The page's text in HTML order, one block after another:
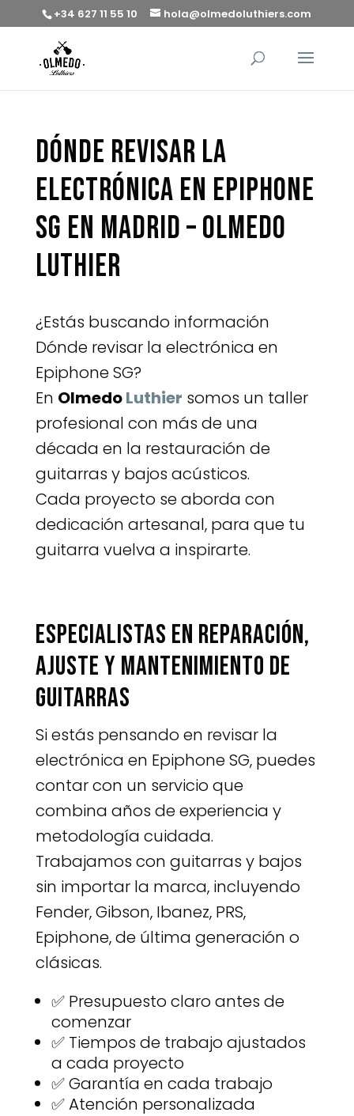
+34 627 11 55 10 hola@olmedoluthiers.com
Dónde revisar la
electrónica en Epiphone
SG en Madrid – Olmedo
Luthier
¿Estás buscando información
Dónde revisar la electrónica en
Epiphone SG?
En OlmedoLuthier somos un taller
profesional con más de una
década en la restauración de
guitarras y bajos acústicos.
Cada proyecto se aborda con
dedicación artesanal, para que tu
guitarra vuelva a inspirarte.
Especialistas en reparación,
ajuste y mantenimiento de
guitarras
Si estás pensando en revisar la
electrónica en Epiphone SG, puedes
contar con un servicio que
combina años de experiencia y
metodología cuidada.
Trabajamos con guitarras y bajos
sin importar la marca, incluyendo
Fender, Gibson, Ibanez, PRS,
Epiphone, de última generación o
clásicas.
✅ Presupuesto claro antes de
comenzar
✅ Tiempos de trabajo ajustados
a cada proyecto
✅ Garantía en cada trabajo
✅ Atención personalizada